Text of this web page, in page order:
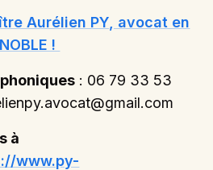
Aurélien PY, avocat en
!
: 06 79 33 53
à
www.py-